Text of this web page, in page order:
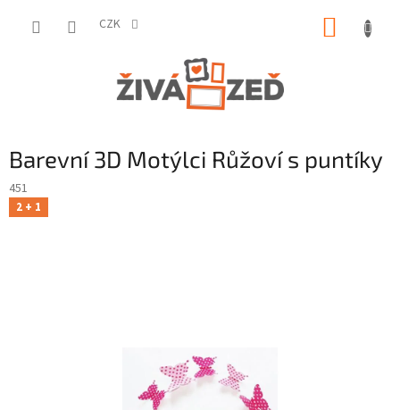
CZK
Barevní 3D Motýlci Růžoví s puntíky
451
2 + 1